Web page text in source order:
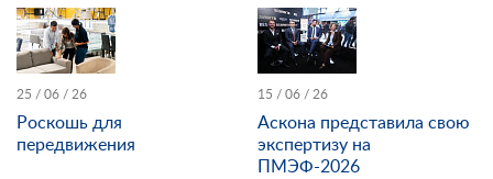
25 / 06 / 26
Роскошь для
передвижения
15 / 06 / 26
Аскона представила свою
экспертизу на
ПМЭФ-2026